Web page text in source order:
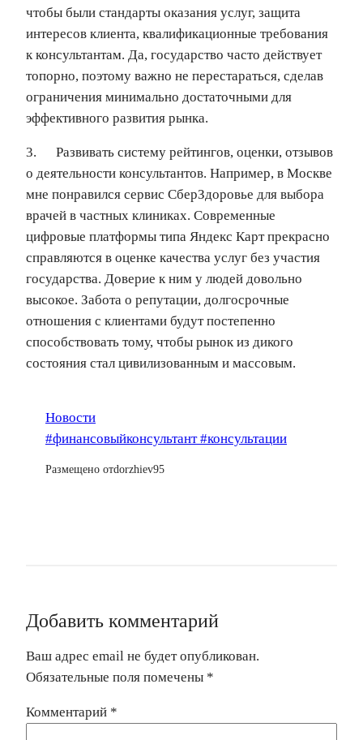
чтобы были стандарты оказания услуг, защита
интересов клиента, квалификационные требования
к консультантам. Да, государство часто действует
топорно, поэтому важно не перестараться, сделав
ограничения минимально достаточными для
эффективного развития рынка.
3. Развивать систему рейтингов, оценки, отзывов
о деятельности консультантов. Например, в Москве
мне понравился сервис СберЗдоровье для выбора
врачей в частных клиниках. Современные
цифровые платформы типа Яндекс Карт прекрасно
справляются в оценке качества услуг без участия
государства. Доверие к ним у людей довольно
высокое. Забота о репутации, долгосрочные
отношения с клиентами будут постепенно
способствовать тому, чтобы рынок из дикого
состояния стал цивилизованным и массовым.
Новости
#финансовыйконсультант #консультации
Размещено отdorzhiev95
Добавить комментарий
Ваш адрес email не будет опубликован.
Обязательные поля помечены *
Комментарий *